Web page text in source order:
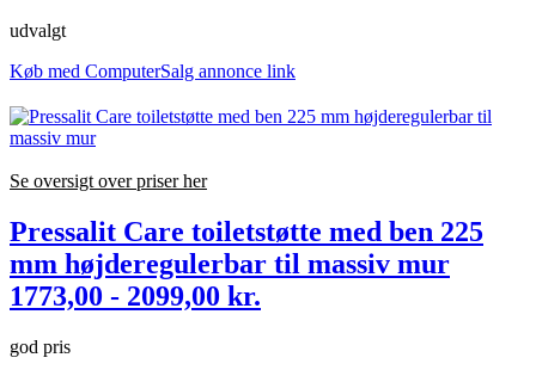
udvalgt
Køb med ComputerSalg annonce link
Se oversigt over priser her
Pressalit Care toiletstøtte med ben 225
mm højderegulerbar til massiv mur
1773,00 - 2099,00 kr.
god pris